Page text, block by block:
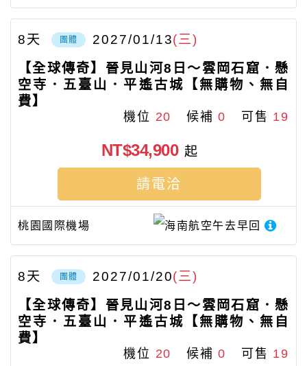
團體 2027/01/13(三)
8天
【全球傳奇】晉見山河8日～雲岡石窟．懸
空寺．五臺山．平遙古城【無購物、無自
費】
機位 20 候補0 可售 19
桃園國際機場 海南航空午去早回
NT$34,900 起
請電洽
團體 2027/01/20(三)
8天
【全球傳奇】晉見山河8日～雲岡石窟．懸
空寺．五臺山．平遙古城【無購物、無自
費】
機位 20 候補0 可售 19